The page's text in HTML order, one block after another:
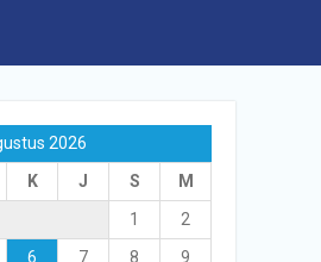
2026
K J S
M
1
2
6 7 8
9